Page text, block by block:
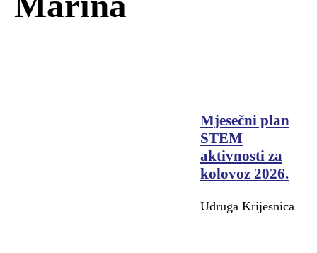
Mjesečni plan
STEM
aktivnosti za
kolovoz 2026.
Udruga Krijesnica